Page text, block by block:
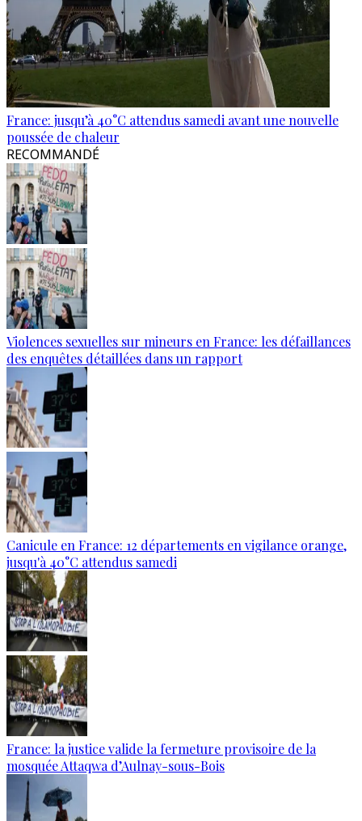
France: jusqu’à 40°C attendus samedi avant une nouvelle
poussée de chaleur
RECOMMANDÉ
Violences sexuelles sur mineurs en France: les défaillances
des enquêtes détaillées dans un rapport
Canicule en France: 12 départements en vigilance orange,
jusqu'à 40°C attendus samedi
France: la justice valide la fermeture provisoire de la
mosquée Attaqwa d’Aulnay-sous-Bois